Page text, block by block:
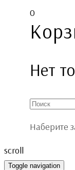
0
Нет
Наберите
scroll
Toggle navigation